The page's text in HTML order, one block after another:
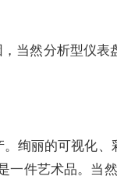
当然分析型仪表
绚丽的可视化、
件艺术品。当